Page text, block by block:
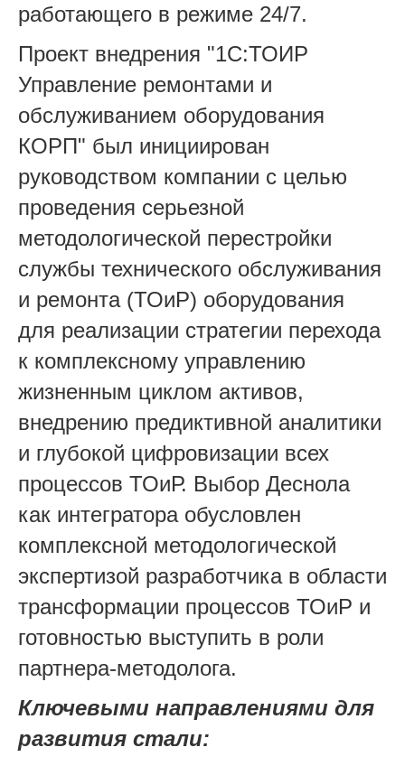
работающего в режиме 24/7.
Проект внедрения "1С:ТОИР
Управление ремонтами и
обслуживанием оборудования
КОРП" был инициирован
руководством компании с целью
проведения серьезной
методологической перестройки
службы технического обслуживания
и ремонта (ТОиР) оборудования
для реализации стратегии перехода
к комплексному управлению
жизненным циклом активов,
внедрению предиктивной аналитики
и глубокой цифровизации всех
процессов ТОиР. Выбор Деснола
как интегратора обусловлен
комплексной методологической
экспертизой разработчика в области
трансформации процессов ТОиР и
готовностью выступить в роли
партнера-методолога.
Ключевыми направлениями для
развития стали: